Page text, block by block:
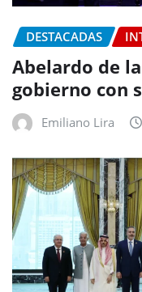
DESTACADAS
Abelardo de
gobierno con
Emiliano Lira